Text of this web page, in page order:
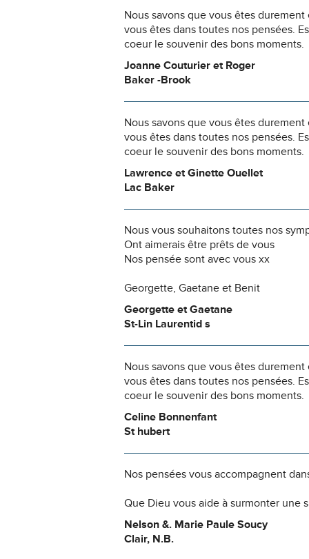
Nous savons que vous êtes
vous êtes dans toutes nos pensées.
coeur le souvenir des bons moments.
Joanne Couturier et Roger
Baker -Brook
Nous savons que vous êtes
vous êtes dans toutes nos pensées.
coeur le souvenir des bons moments.
Lawrence et Ginette Ouellet
Lac Baker
Nous vous souhaitons toutes nos
Ont aimerais être prêts de vous
Nos pensée sont avec vous xx
Georgette, Gaetane et Benit
Georgette et Gaetane
St-Lin Laurentid s
Nous savons que vous êtes
vous êtes dans toutes nos pensées.
coeur le souvenir des bons moments.
Celine Bonnenfant
St hubert
Nos pensées vous accompagnent
Que Dieu vous aide à surmonter une
Nelson &. Marie Paule Soucy
Clair, N.B.